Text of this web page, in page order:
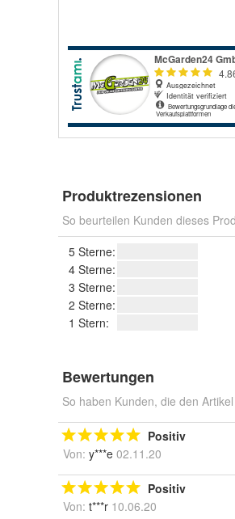
Produktrezensionen
So beurteilen Kunden dieses
5 Sterne:
4 Sterne:
3 Sterne:
2 Sterne:
1 Stern:
Bewertungen
So haben Kunden, die den
Positiv
Von: y***e 02.11.20
Positiv
Von: t***r 10.06.20